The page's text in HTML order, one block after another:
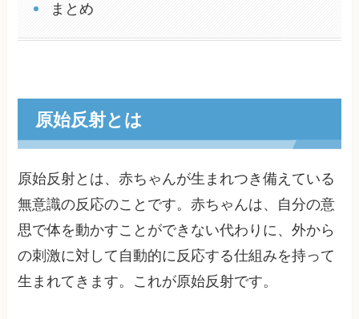
まとめ
原始反射とは
原始反射とは、赤ちゃんが生まれつき備えている
無意識の反応のことです。赤ちゃんは、自分の意
思で体を動かすことができない代わりに、外から
の刺激に対して自動的に反応する仕組みを持って
生まれてきます。これが原始反射です。